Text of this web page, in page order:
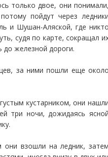
только двое, они
пойдут через
и Шушан-Аляской, где
судя по карте, сокращал
до железной дороги.
за ними пошли еще
кустарником, они
три ночи, дожидаясь
они взошли на ледник,